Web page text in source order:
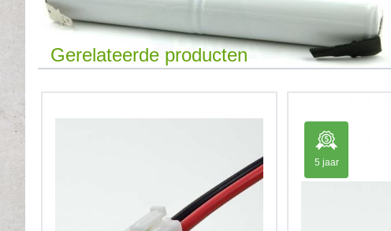
Gerelateerde producten
5 jaar